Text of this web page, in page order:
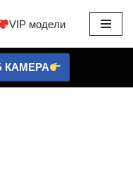
VIP модели
КАМЕРА